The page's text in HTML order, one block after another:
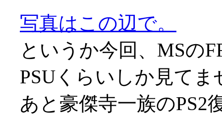
写真はこの辺で。
というか今回、MSの
PSUくらいしか見て
あと豪傑寺一族のPS2